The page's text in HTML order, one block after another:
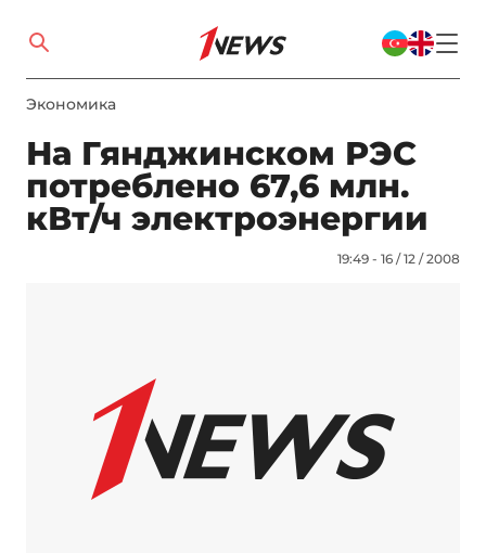
Экономика
На Гянджинском РЭС
потреблено 67,6 млн.
кВт/ч электроэнергии
19:49 - 16 / 12 / 2008